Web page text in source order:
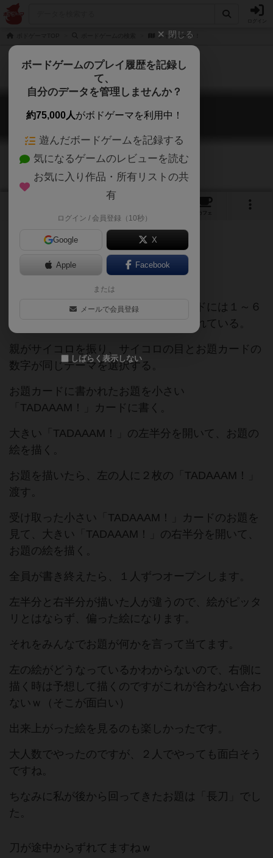
ジャジャーン！
ジャジャーン！
Tadaaam!
カフェ
お絵かき
お題カードを１人１枚配り、お題カードには１～６
のお題とプラスアルファのお題が書かれている。
親がサイコロを振り、サイコロの目とお題カードの
数字が同じテーマを選択する。
お題カードに書かれたお題を小さい
「TADAAAM！」カードに書く。
大きい「TADAAAM！」の左半分を開いて、お題の
絵を描く。
お題を描いたら、左の人に２枚の「TADAAAM！」
渡す。
受け取った小さい「TADAAAM！」カードのお題を
見て、大きい「TADAAAM！」の右半分を開いて、
お題の絵を描く。
全員が書き終えたら、１人ずつオープンします。
左半分と右半分が描いた人が違うので、絵がピッタ
リとはならず、偏った絵になります。
それをみんなでお題が何かを言って当てます。
左の絵がどうなっているかわからないので、右側に
描く時は予想して描くのですがこれが合わない合わ
ないｗ（そこが面白い）
出来上がった絵を見るのも楽しかったです。
大人数でやったのですが、２人でやっても面白そう
ですね。
ちなみに私が後から回ってきたお題は「長刀」でし
た。
刀が途中からずれてますねｗ
閉じる
ボードゲームのプレイ履歴を記録し
て、
自分のデータを管理しませんか？
約75,000人がボドゲーマを利用中！
遊んだボードゲームを記録する
気になるゲームのレビューを読む
お気に入り作品・所有リストの共
有
ログイン / 会員登録（10秒）
Google X
Apple Facebook
または
メールで会員登録
しばらく表示しない